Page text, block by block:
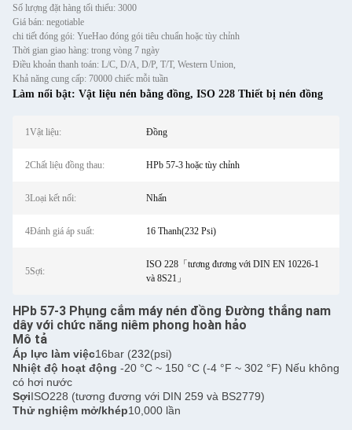
Số lượng đặt hàng tối thiểu: 3000
Giá bán: negotiable
chi tiết đóng gói: YueHao đóng gói tiêu chuẩn hoặc tùy chỉnh
Thời gian giao hàng: trong vòng 7 ngày
Điều khoản thanh toán: L/C, D/A, D/P, T/T, Western Union,
Khả năng cung cấp: 70000 chiếc mỗi tuần
Làm nổi bật: Vật liệu nén bằng đồng, ISO 228 Thiết bị nén đồng
1Vật liệu: Đồng
2Chất liệu đồng thau: HPb 57-3 hoặc tùy chỉnh
3Loại kết nối: Nhấn
4Đánh giá áp suất: 16 Thanh(232 Psi)
5Sợi:
ISO 228「tương đương với DIN EN 10226-1
và 8S21」
HPb 57-3 Phụng cắm máy nén đồng Đường thẳng nam
dây với chức năng niêm phong hoàn hảo
Mô tả
Áp lực làm việc16bar (232(psi)
Nhiệt độ hoạt động -20 °C ~ 150 °C (-4 °F ~ 302 °F) Nếu không
có hơi nước
SợiISO228 (tương đương với DIN 259 và BS2779)
Thử nghiệm mở/khép10,000 lần